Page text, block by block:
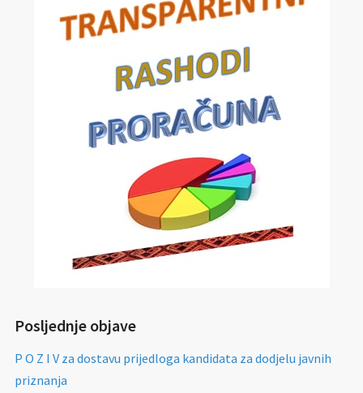
Posljednje objave
P O Z I V za dostavu prijedloga kandidata za dodjelu javnih
priznanja